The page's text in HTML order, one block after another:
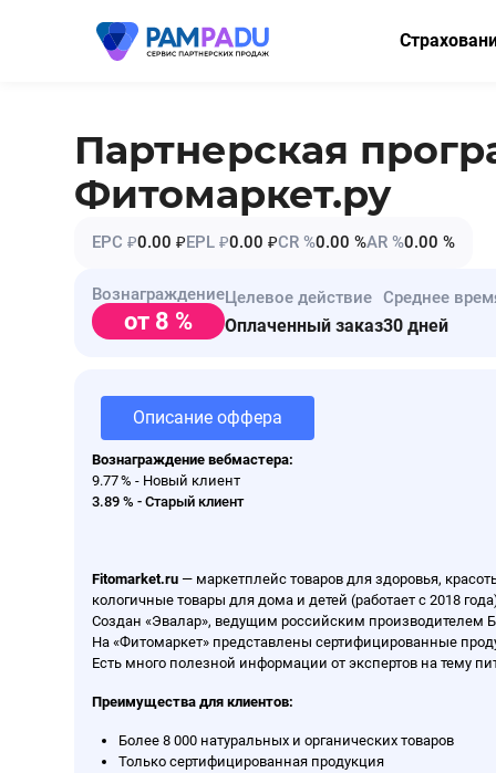
Мини-КАСКО
Партнерская
Фитомаркет.ру
EPC ₽0.00 ₽EPL ₽0.00 ₽CR %0.00 %AR %0.00 %
Вознаграждение
от 8 %
Целевое действие
Оплаченный заказ
Среднее
30 дней
Описание оффера
Вознаграждение вебмастера:
9.77 % - Новый клиент
3.89 % - Старый клиент
Fitomarket.ru — маркетплейс товаров для здоровья,
кологичные товары для дома и детей (работает с 2018
Создан «Эвалар», ведущим российским производителем
На «Фитомаркет» представлены сертифицированные
Есть много полезной информации от экспертов на тему
Преимущества для клиентов:
Более 8 000 натуральных и органических товаров
Только сертифицированная продукция